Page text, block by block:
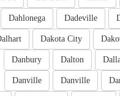
Dadeville
Dahlonega
Dakota City
Dalton
Danbury
Danville
Danville